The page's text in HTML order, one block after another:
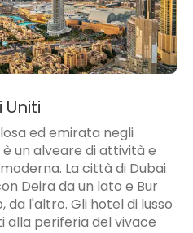
Uniti
ed emirata negli
un alveare di attività e
La città di Dubai
Deira da un lato e Bur
da l'altro. Gli hotel di lusso
alla periferia del vivace